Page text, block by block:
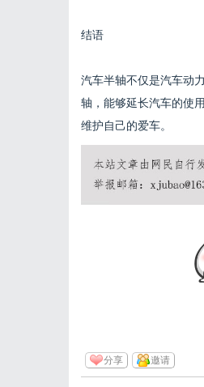
结语
汽车半轴不仅是汽车动
轴，能够延长汽车的使
维护自己的爱车。
分享 邀请